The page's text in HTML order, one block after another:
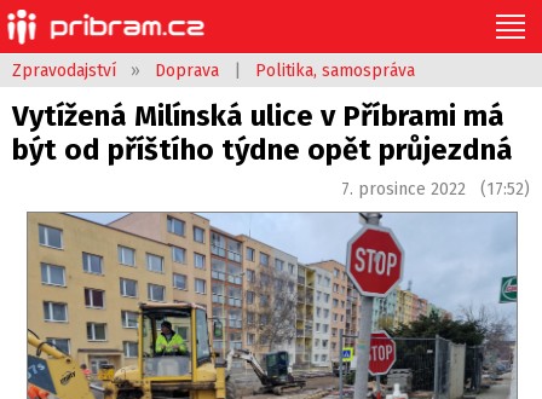
Zpravodajství » Doprava Politika, samospráva
Vytížená Milínská ulice v Příbrami má
být od příštího týdne opět průjezdná
7. prosince 2022 (17:52)